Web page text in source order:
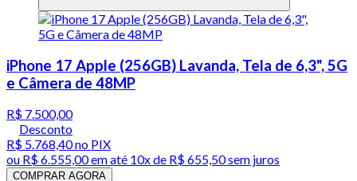
iPhone 17 Apple (256GB) Lavanda, Tela de 6,3", 5G
e Câmera de 48MP
R$ 7.500,00
Desconto
R$ 5.768,40no PIX
ou R$ 6.555,00em até 10x de R$ 655,50 sem juros
COMPRAR AGORA